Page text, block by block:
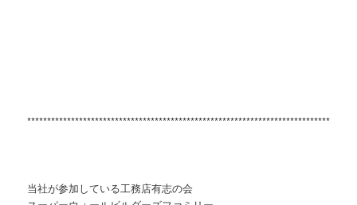
当社が参加している工務店有志の会